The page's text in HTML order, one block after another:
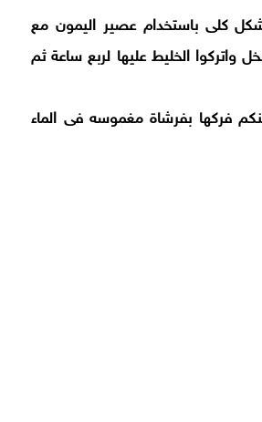
كلى باستخدام عصير اليمون مع
الخليط عليها لربع ساعة ثم
فركها بفرشاة مغموسه فى الماء